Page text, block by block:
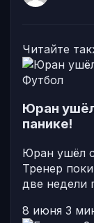
Читайте
Футбол
Юран
панике!
Юран ушёл
Тренер
две недели
8 июня 3